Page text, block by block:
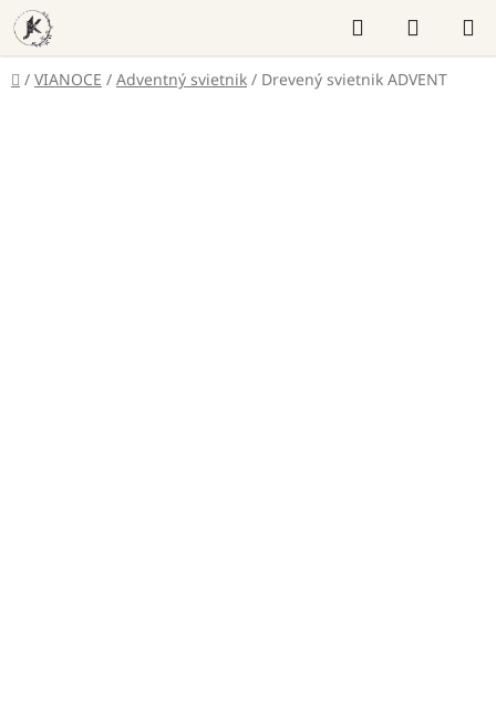
Prejsť
na
obsah
Hľadať
KOŠÍK
Domov
/ VIANOCE / Adventný svietnik / Drevený svietnik ADVENT